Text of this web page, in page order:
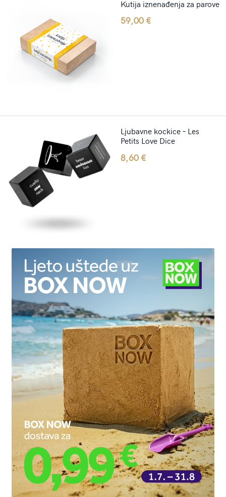
Kutija iznenađenja za parove
59,00€
Ljubavne kockice – Les
Petits Love Dice
8,60€